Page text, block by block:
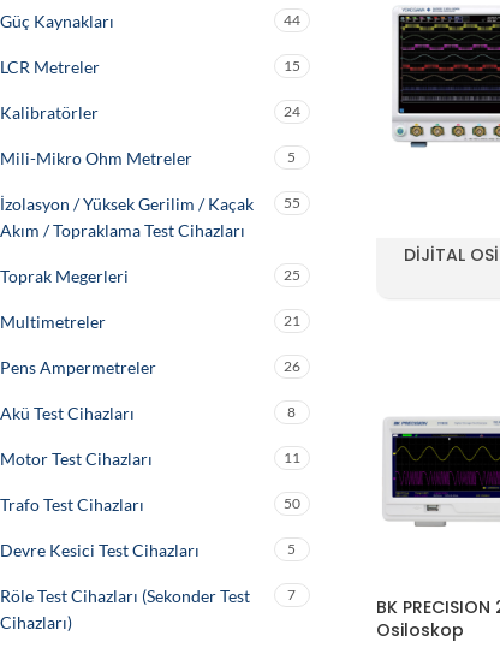
Güç Kaynakları 44
LCR Metreler 15
Kalibratörler 24
Mili-Mikro Ohm Metreler 5
İzolasyon / Yüksek Gerilim / Kaçak
Akım / Topraklama Test Cihazları
55
Toprak Megerleri 25
Multimetreler 21
Pens Ampermetreler 26
Akü Test Cihazları 8
Motor Test Cihazları 11
Trafo Test Cihazları 50
Devre Kesici Test Cihazları 5
Röle Test Cihazları (Sekonder Test
Cihazları)
7
DIJITAL
BK PRECISION
Osiloskop